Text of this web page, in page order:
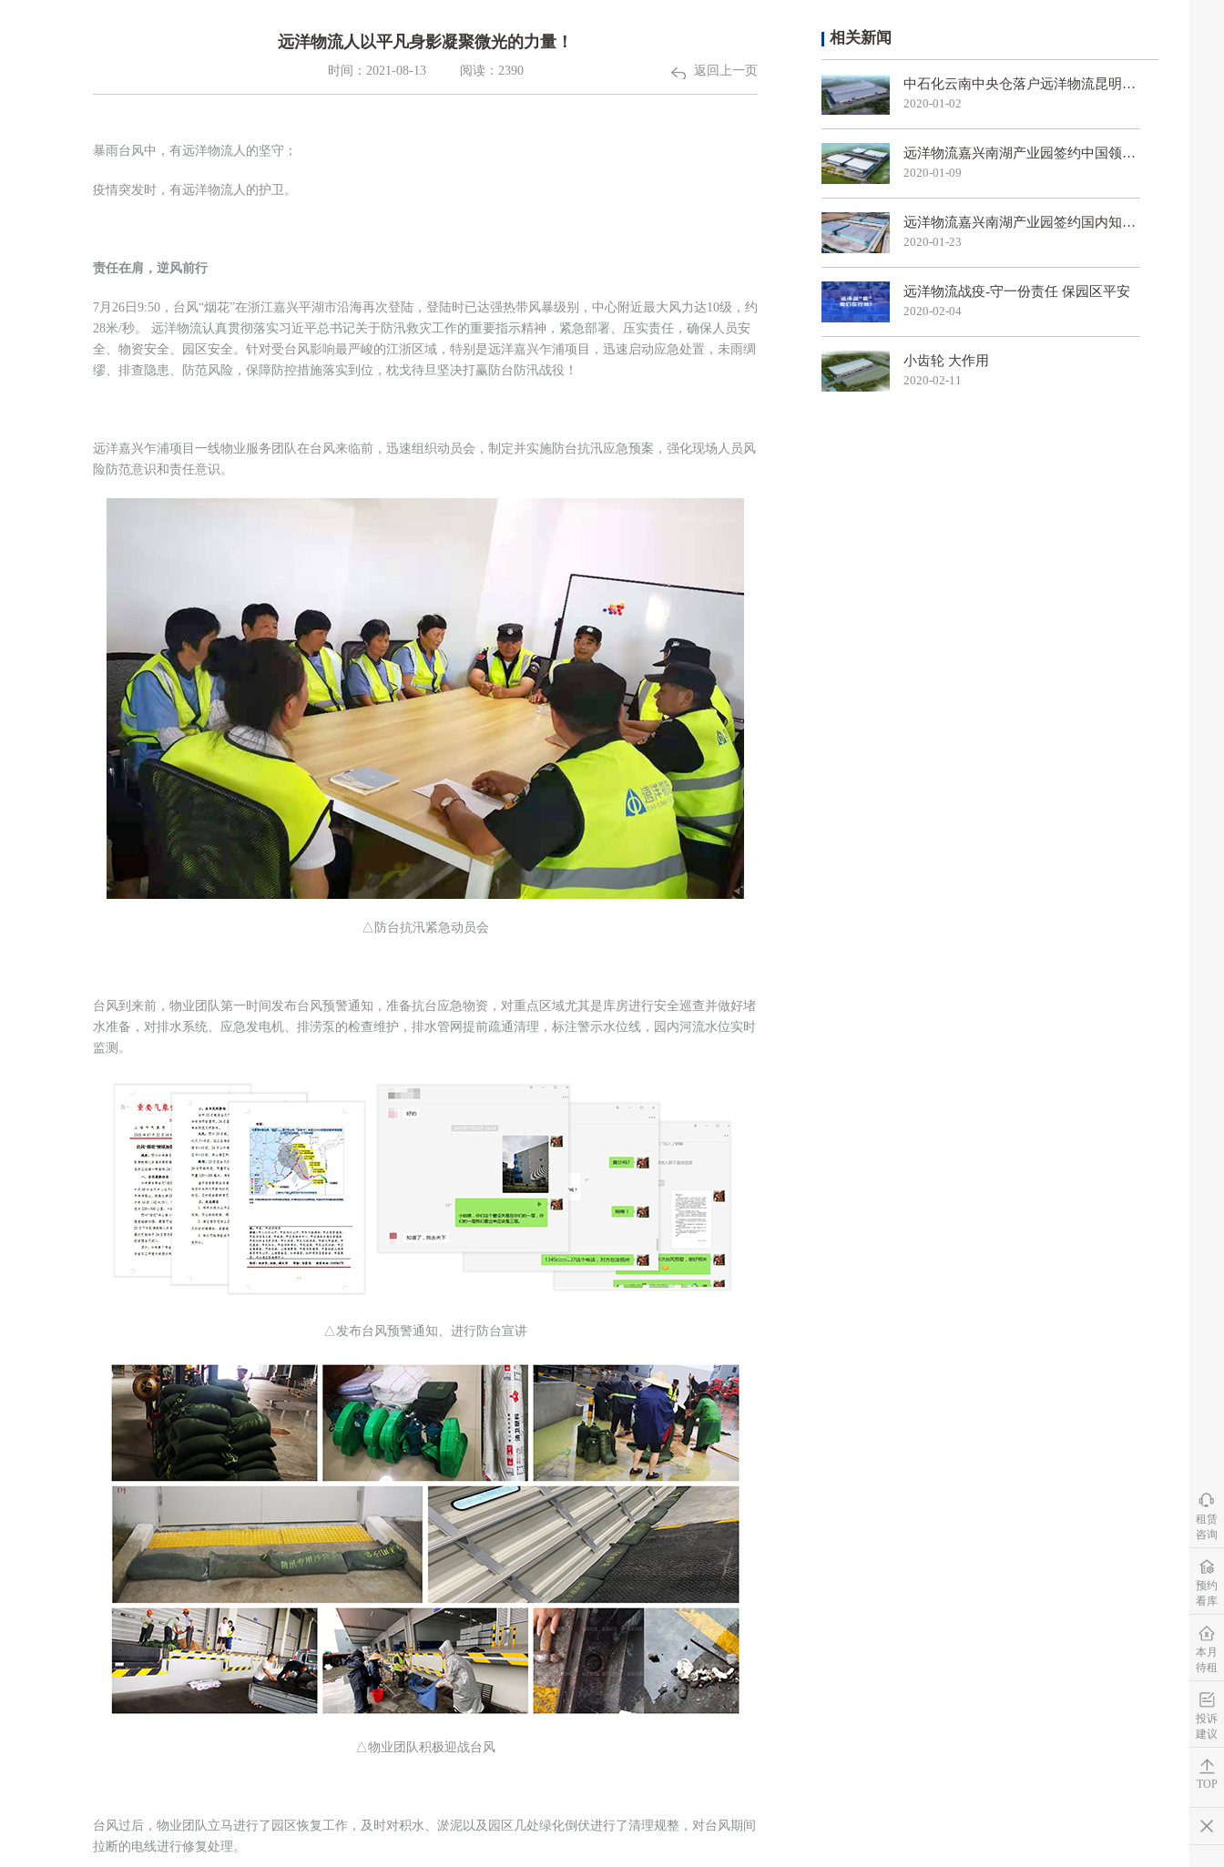
远洋物流人以平凡身影凝聚微光的力量！
时间：2021-08-13 阅读：2390 返回上一页
暴雨台风中，有远洋物流人的坚守；
疫情突发时，有远洋物流人的护卫。
责任在肩，逆风前行
7月26日9:50，台风“烟花”在浙江嘉兴平湖市沿海再次登陆，登陆时已达强热带风暴级别，中心附近最大风力达10级，约
28米/秒。 远洋物流认真贯彻落实习近平总书记关于防汛救灾工作的重要指示精神，紧急部署、压实责任，确保人员安
全、物资安全、园区安全。针对受台风影响最严峻的江浙区域，特别是远洋嘉兴乍浦项目，迅速启动应急处置，未雨绸
缪、排查隐患、防范风险，保障防控措施落实到位，枕戈待旦坚决打赢防台防汛战役！
远洋嘉兴乍浦项目一线物业服务团队在台风来临前，迅速组织动员会，制定并实施防台抗汛应急预案，强化现场人员风
险防范意识和责任意识。
△防台抗汛紧急动员会
台风到来前，物业团队第一时间发布台风预警通知，准备抗台应急物资，对重点区域尤其是库房进行安全巡查并做好堵
水准备，对排水系统、应急发电机、排涝泵的检查维护，排水管网提前疏通清理，标注警示水位线，园内河流水位实时
监测。
△发布台风预警通知、进行防台宣讲
△物业团队积极迎战台风
台风过后，物业团队立马进行了园区恢复工作，及时对积水、淤泥以及园区几处绿化倒伏进行了清理规整，对台风期间
拉断的电线进行修复处理。
相关新闻
中石化云南中央仓落户远洋物流昆明空
港产业园
2020-01-02
远洋物流嘉兴南湖产业园签约中国领先
高端家居运营商
2020-01-09
远洋物流嘉兴南湖产业园签约国内知名
内衣新秀品牌
2020-01-23
远洋物流战疫-守一份责任 保园区平安
2020-02-04
小齿轮 大作用
2020-02-11
租赁
咨询
预约
看库
本月
待租
投诉
建议
TOP